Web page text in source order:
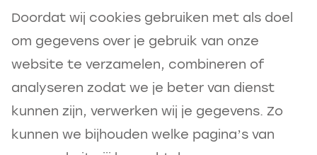
Doordat wij cookies gebruiken met als doel
om gegevens over je gebruik van onze
website te verzamelen, combineren of
analyseren zodat we je beter van dienst
kunnen zijn, verwerken wij je gegevens. Zo
kunnen we bijhouden welke pagina’s van